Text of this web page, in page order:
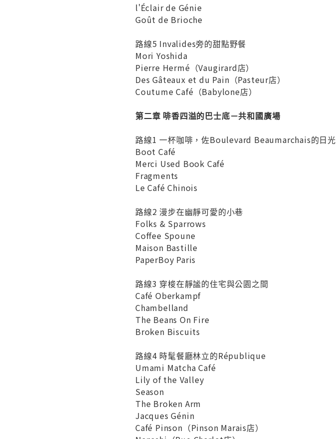
l'Éclair de Génie
Goût de Brioche
路線5 Invalides旁的甜點野餐
Mori Yoshida
Pierre Hermé（Vaugirard店）
Des Gâteaux et du Pain（Pasteur店）
Coutume Café（Babylone店）
第二章 啡香四溢的巴士底－共和國廣場
路線1 一杯咖啡，佐Boulevard Beaumarchais的日光
Boot Café
Merci Used Book Café
Fragments
Le Café Chinois
路線2 漫步在幽靜可愛的小巷
Folks & Sparrows
Coffee Spoune
Maison Bastille
PaperBoy Paris
路線3 穿梭在靜謐的住宅與公園之間
Café Oberkampf
Chambelland
The Beans On Fire
Broken Biscuits
路線4 時髦餐廳林立的République
Umami Matcha Café
Lily of the Valley
Season
The Broken Arm
Jacques Génin
Café Pinson（Pinson Marais店）